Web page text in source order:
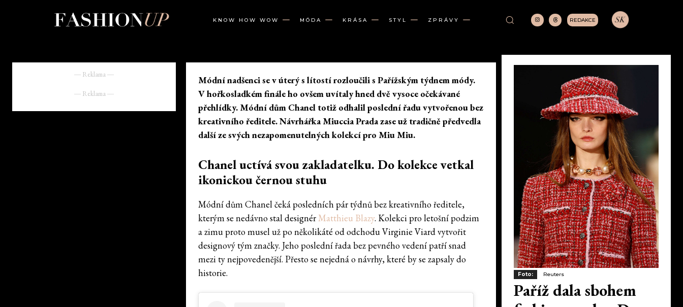
KNOW HOW WOW MÓDA KRÁSA STYL ZPRÁVY REDAKCE
― Reklama ―
― Reklama ―
Módní nadšenci se v úterý s lítostí rozloučili s Pařížským týdnem módy.
V hořkosladkém finále ho ovšem uvítaly hned dvě vysoce očekávané
přehlídky. Módní dům Chanel totiž odhalil poslední řadu vytvořenou bez
kreativního ředitele. Návrhářka Miuccia Prada zase už tradičně předvedla
další ze svých nezapomenutelných kolekcí pro Miu Miu.
Chanel uctívá svou zakladatelku. Do kolekce vetkal
ikonickou černou stuhu
Módní dům Chanel čeká posledních pár týdnů bez kreativního ředitele,
kterým se nedávno stal designérMatthieu Blazy. Kolekci pro letošní podzim
a zimu proto musel už po několikáté od odchodu Virginie Viard vytvořit
designový tým značky. Jeho poslední řada bez pevného vedení patří snad
mezi ty nejpovedenější. Přesto se nejedná o návrhy, které by se zapsaly do
historie.
Foto: Reuters
Paříž dala sbohem